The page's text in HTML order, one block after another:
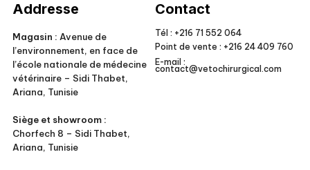
Addresse
Magasin : Avenue de
l’environnement, en face de
l’école nationale de médecine
vétérinaire – Sidi Thabet,
Ariana, Tunisie
Siège et showroom :
Chorfech 8 – Sidi Thabet,
Ariana, Tunisie
Contact
Tél : +216 71 552 064
Point de vente : +216 24 409 760
E-mail :
contact@vetochirurgical.com